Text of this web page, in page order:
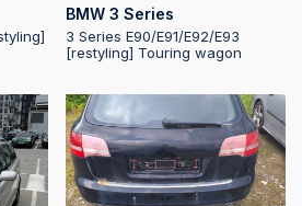
2026-05-10 20:26:55
BMW 3 Series
3 Series E90/E91/E92/E93
[restyling] Touring wagon